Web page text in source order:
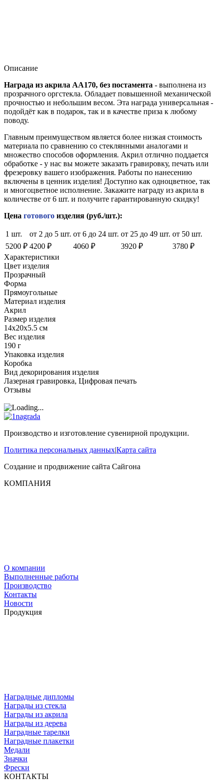
Описание
Награда из акрила AA170, без постамента - выполнена из
прозрачного оргстекла. Обладает повышенной механической
прочностью и небольшим весом. Эта награда универсальная -
подойдёт как в подарок, так и в качестве приза к любому
поводу.
Главным преимуществом является более низкая стоимость
материала по сравнению со стеклянными аналогами и
множество способов оформления. Акрил отлично поддается
обработке - у нас вы можете заказать гравировку, печать или
фрезеровку вашего изображения. Работы по нанесению
включены в ценник изделия! Доступно как одноцветное, так
и многоцветное исполнение. Закажите награду из акрила в
количестве от 6 шт. и получите гарантированную скидку!
Цена готового изделия (руб./шт.):
1 шт. от 2 до 5 шт. от 6 до 24 шт. от 25 до 49 шт. от 50 шт.
5200 ₽ 4200 ₽ 4060 ₽ 3920 ₽
3780 ₽
Характеристики
Цвет изделия
Прозрачный
Форма
Прямоугольные
Материал изделия
Акрил
Размер изделия
14x20x5.5 см
Вес изделия
190 г
Упаковка изделия
Коробка
Вид декорирования изделия
Лазерная гравировка, Цифровая печать
Отзывы
Производство и изготовление сувенирной продукции.
Политика персональных данных|Карта сайта
Создание и продвижение сайта Сайгона
КОМПАНИЯ
О компании
Выполненные работы
Производство
Контакты
Новости
Продукция
Наградные дипломы
Награды из стекла
Награды из акрила
Награды из дерева
Наградные тарелки
Наградные плакетки
Медали
Значки
Фрески
КОНТАКТЫ